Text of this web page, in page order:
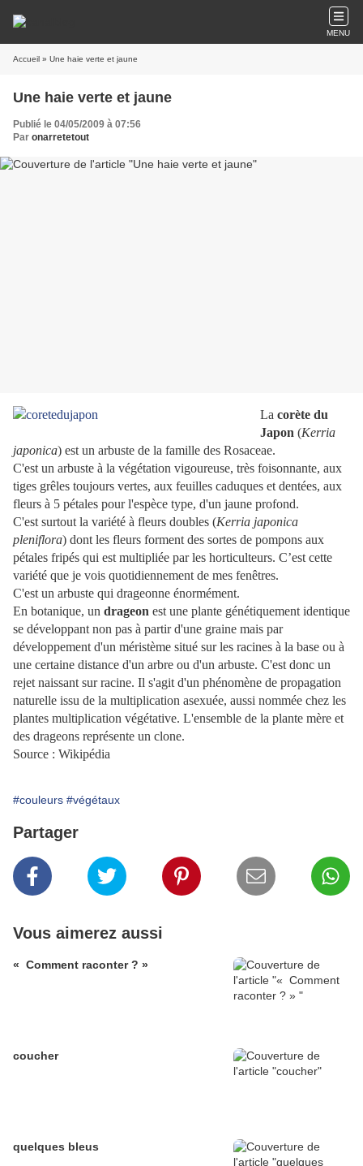
MENU
Accueil » Une haie verte et jaune
Une haie verte et jaune
Publié le 04/05/2009 à 07:56
Par onarretetout
La corète du
Japon (Kerria
japonica) est un arbuste de la famille des Rosaceae.
C'est un arbuste à la végétation vigoureuse, très foisonnante, aux
tiges grêles toujours vertes, aux feuilles caduques et dentées, aux
fleurs à 5 pétales pour l'espèce type, d'un jaune profond.
C'est surtout la variété à fleurs doubles (Kerria japonica
pleniflora) dont les fleurs forment des sortes de pompons aux
pétales fripés qui est multipliée par les horticulteurs. C’est cette
variété que je vois quotidiennement de mes fenêtres.
C'est un arbuste qui drageonne énormément.
En botanique, un drageon est une plante génétiquement identique
se développant non pas à partir d'une graine mais par
développement d'un méristème situé sur les racines à la base ou à
une certaine distance d'un arbre ou d'un arbuste. C'est donc un
rejet naissant sur racine. Il s'agit d'un phénomène de propagation
naturelle issu de la multiplication asexuée, aussi nommée chez les
plantes multiplication végétative. L'ensemble de la plante mère et
des drageons représente un clone.
Source : Wikipédia
#couleurs #végétaux
Partager
Vous aimerez aussi
« Comment raconter ? »
coucher
quelques bleus